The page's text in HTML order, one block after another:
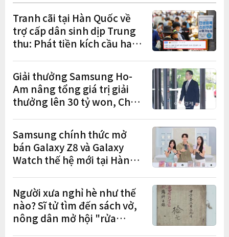
Tranh cãi tại Hàn Quốc về
trợ cấp dân sinh dịp Trung
thu: Phát tiền kích cầu hay
Giải thưởng Samsung Ho-
Am nâng tổng giá trị giải
thưởng lên 30 tỷ won, Chủ
lễ trao giải năm thứ 5 liên
tiếp
Samsung chính thức mở
bán Galaxy Z8 và Galaxy
Watch thế hệ mới tại Hàn
đơn đặt trước
Người xưa nghỉ hè như thế
nào? Sĩ tử tìm đến sách vở,
nông dân mở hội "rửa